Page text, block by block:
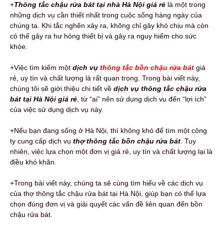
+Thông tắc chậu rửa bát tại nhà Hà Nội giá rẻ là một trong
những dịch vụ cần thiết nhất trong cuộc sống hàng ngày của
chúng ta. Khi tắc nghẽn xảy ra, không chỉ gây khó chịu mà còn
có thể gây ra hư hỏng thiết bị và gây ra nguy hiểm cho sức
khỏe.
+Việc tìm kiếm một dịch vụ thông tắc bồn chậu rửa bát giá
rẻ, uy tín và chất lượng là rất quan trọng. Trong bài viết này,
chúng tôi sẽ giới thiệu chi tiết về dịch vụ thông tắc chậu rửa
bát tại Hà Nội giá rẻ , từ “ai” nên sử dụng dịch vụ đến “lợi ích”
của việc sử dụng dịch vụ này.
+Nếu bạn đang sống ở Hà Nội, thì không khó để tìm một công
ty cung cấp dịch vụ thợ thông tắc bồn chậu rửa bát . Tuy
nhiên, việc lựa chọn một đơn vị giá rẻ, uy tín và chất lượng lại là
điều khó khăn.
+Trong bài viết này, chúng ta sẽ cùng tìm hiểu về các dịch vụ
của thợ thông tắc chậu rửa bát tại Hà Nội, giúp bạn có thể lựa
chọn đúng đơn vị và giải quyết các vấn đề liên quan đến bồn
chậu rửa bát.